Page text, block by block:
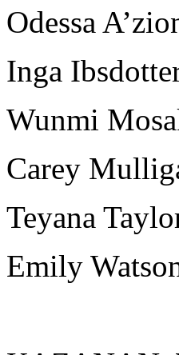
Odessa
Inga
Wunmi
Carey
Teyana
Emily